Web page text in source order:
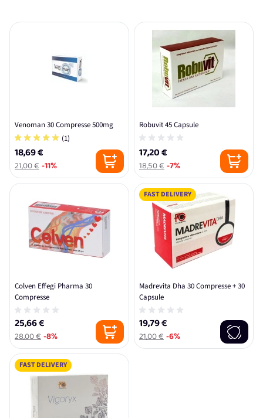
Venoman 30 Compresse 500mg
(1)
18,69 €
21,00 €-11%
Robuvit 45 Capsule
17,20 €
18,50 €-7%
Colven Effegi Pharma 30
Compresse
25,66 €
28,00 €-8%
FAST DELIVERY
Madrevita Dha 30 Compresse + 30
Capsule
19,79 €
21,00 €-6%
FAST DELIVERY